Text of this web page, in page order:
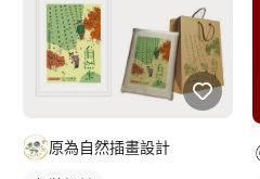
原為自然插畫設計